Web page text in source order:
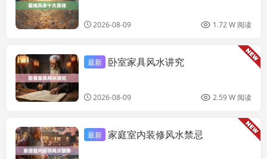
2026-08-09 1.72 W 阅读
家居
最新 卧室家具风水讲究
2026-08-09 2.59 W 阅读
家居
最新 家庭室内装修风水禁忌